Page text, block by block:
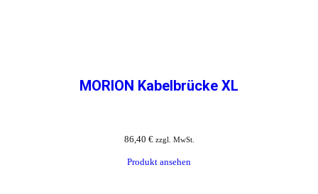
MORION Kabelbrücke XL
86,40 € zzgl. MwSt.
Produkt ansehen